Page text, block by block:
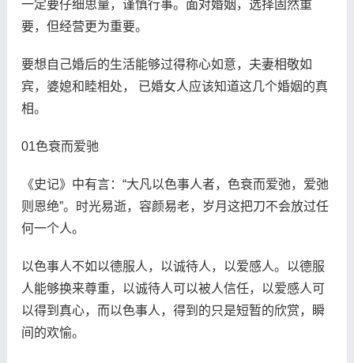
一定要仔细思量，谨慎行事。面对婚姻，选择固然重
要，但经营更为重要。
要想自己婚后的生活能够过得称心如意，夫妻相敬如
宾，婆媳和睦相处， 已婚女人应该知道这几个婚姻的真
相。
01色衰而爱驰
《史记》中有言：“大凡以色事人者，色衰而爱弛，爱弛
则恩绝”。时光易逝，容颜易老，岁月这把刀不会放过任
何一个人。
以色事人不如以德服人，以诚待人，以爱感人。以德服
人能够换来尊重，以诚待人可以被人信任，以爱感人可
以得到真心，而以色事人，得到的只是短暂的欣赏，瞬
间的欢愉。